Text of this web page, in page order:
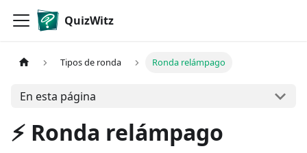
QuizWitz
Tipos de ronda Ronda relámpago
En esta página
⚡ Ronda relámpago